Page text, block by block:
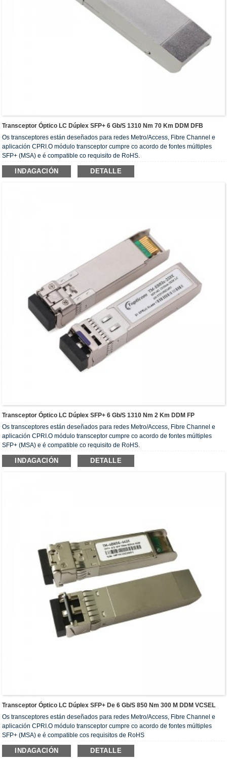
Transceptor Óptico LC Dúplex SFP+ 6 Gb/s 1310 Nm 70 Km DDM DFB
Os transceptores están deseñados para redes Metro/Access, Fibre Channel e
aplicación CPRI.O módulo transceptor cumpre co acordo de fontes múltiples
SFP+ (MSA) e é compatible co requisito de RoHS.
INDAGACIÓN DETALLE
Transceptor Óptico LC Dúplex SFP+ 6 Gb/s 1310 Nm 2 Km DDM FP
Os transceptores están deseñados para redes Metro/Access, Fibre Channel e
aplicación CPRI.O módulo transceptor cumpre co acordo de fontes múltiples
SFP+ (MSA) e é compatible co requisito de RoHS.
INDAGACIÓN DETALLE
Transceptor Óptico LC Dúplex SFP+ De 6 Gb/s 850 Nm 300 M DDM VCSEL
Os transceptores están deseñados para redes Metro/Access, Fibre Channel e
aplicación CPRI.O módulo transceptor cumpre co acordo de fontes múltiples
SFP+ (MSA) e é compatible cos requisitos de RoHS
INDAGACIÓN DETALLE